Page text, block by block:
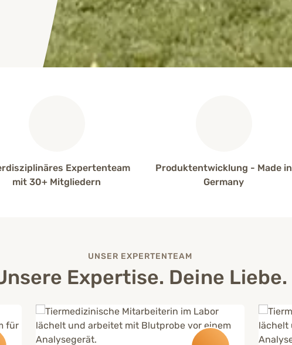
Expertenteam
mit 30+ Mitgliedern
Produktentwicklung - Made in
Germany
UNSER EXPERTENTEAM
Expertise. Deine Liebe.